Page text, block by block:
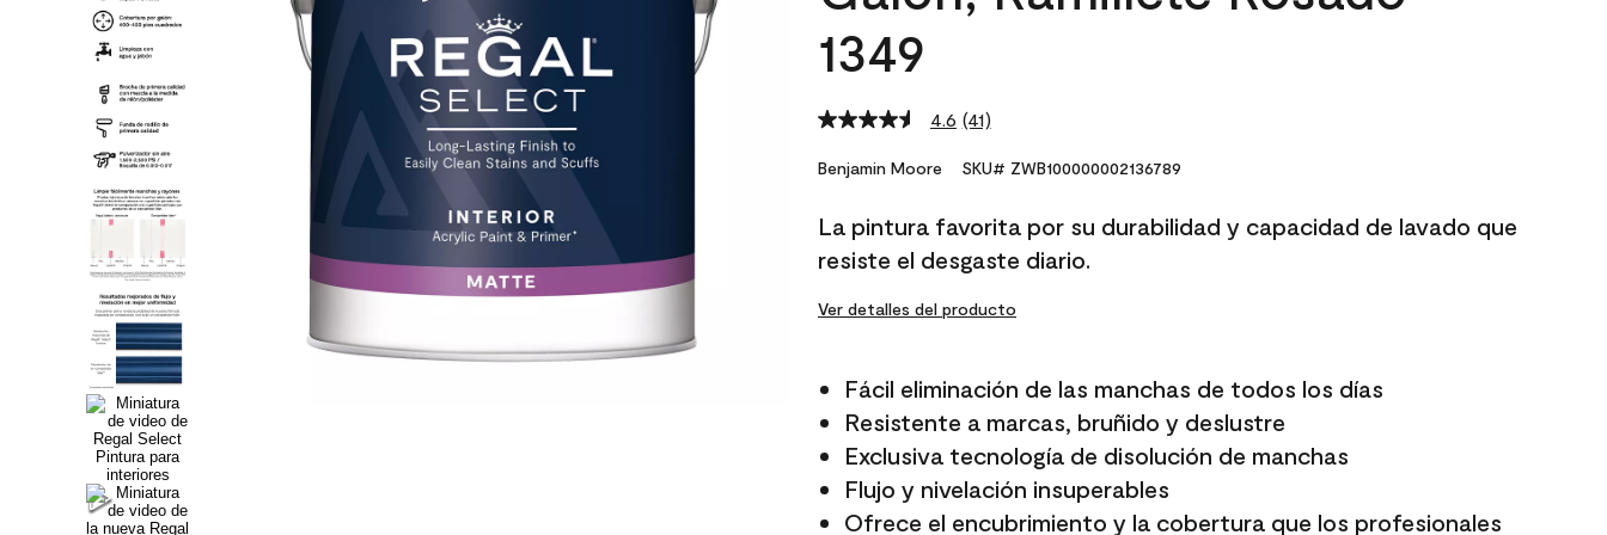
1349
4.6 Read
Reviews.
link.
(41)
Benjamin Moore SKU# ZWB100000002136789
La pintura favorita por su durabilidad y capacidad de lavado que
resiste el desgaste diario.
Ver detalles del producto
Fácil eliminación de las manchas de todos los días
Resistente a marcas, bruñido y deslustre
Exclusiva tecnología de disolución de manchas
Flujo y nivelación insuperables
Ofrece el encubrimiento y la cobertura que los profesionales